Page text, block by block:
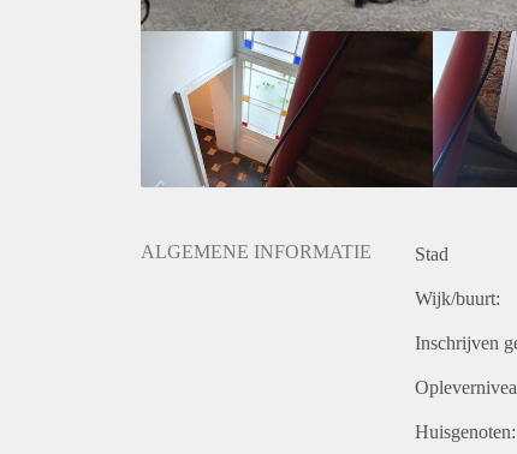
- Voorschot stook- en waterkosten bedraagt €
- Waarborgsom bedraagt eenmalig € 2550,-
- Minimale huurtermijn: 12 maanden.
- Huisdieren zijn hier helaas niet toegestaan.
ALGEMENE INFORMATIE Stad
Wijk/buurt:
Inschrijven
Huisgenoten: